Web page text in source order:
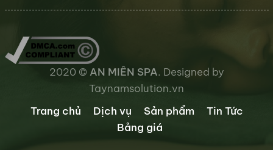
2020 © AN MIÊN SPA. Designed by
Taynamsolution.vn
Trang chủ
Dịch vụ Sản phẩm
Tin Tức
Bảng giá